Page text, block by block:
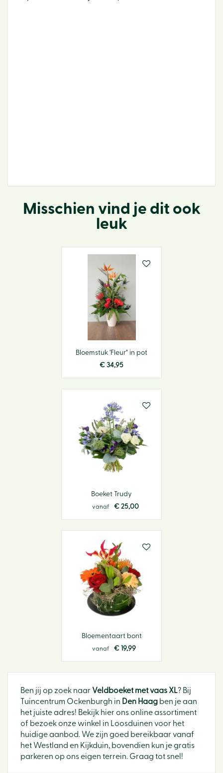
Misschien vind je dit ook
leuk
Bloemstuk 'Fleur" in pot
€ 34,95
Boeket Trudy
vanaf € 25,00
Bloementaart bont
vanaf € 19,99
Ben jij op zoek naar Veldboeket met vaas XL? Bij
Tuincentrum Ockenburgh in Den Haag ben je aan
het juiste adres! Bekijk hier ons online assortiment
of bezoek onze winkel in Loosduinen voor het
huidige aanbod. We zijn goed bereikbaar vanaf
het Westland en Kijkduin, bovendien kun je gratis
parkeren op ons eigen terrein. Graag tot snel!